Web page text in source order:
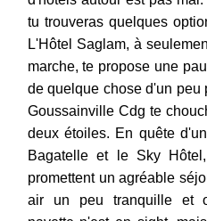
tu trouveras quelques
L'Hôtel Saglam, à
marche, te propose une
de quelque chose d'un peu
Goussainville Cdg te
deux étoiles. En quête
Bagatelle et le Sky
promettent un agréable
air un peu tranquille et